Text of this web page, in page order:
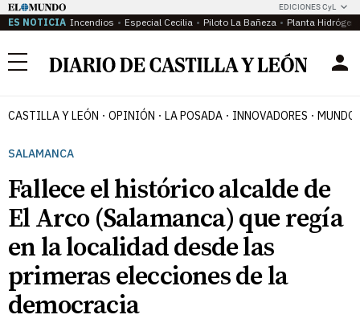
EDICIONES CyL
ES NOTICIA Incendios Especial Cecilia Piloto La Bañeza Planta
Menú
CASTILLA Y LEÓN OPINIÓN LA POSADA INNOVADORES MUNDO
SALAMANCA
Fallece el histórico alcalde de
El Arco (Salamanca) que regía
en la localidad desde las
primeras elecciones de la
democracia